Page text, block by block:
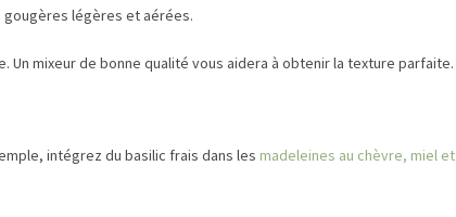
légères et aérées.
Un mixeur de bonne qualité vous aidera à obtenir la texture parfaite.
intégrez du basilic frais dans les madeleines au chèvre, miel et